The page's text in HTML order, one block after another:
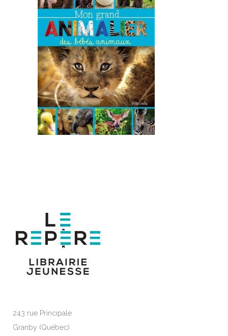
243 rue Principale
Granby (Québec)